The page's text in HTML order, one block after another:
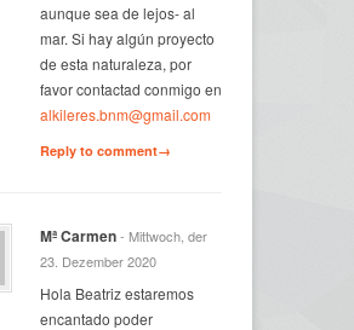
aunque sea de lejos- al
mar. Si hay algún proyecto
de esta naturaleza, por
favor contactad conmigo en
alkileres.bnm@gmail.com
Reply to comment→
Mª Carmen- Mittwoch, der
23. Dezember 2020
Hola Beatriz estaremos
encantado poder